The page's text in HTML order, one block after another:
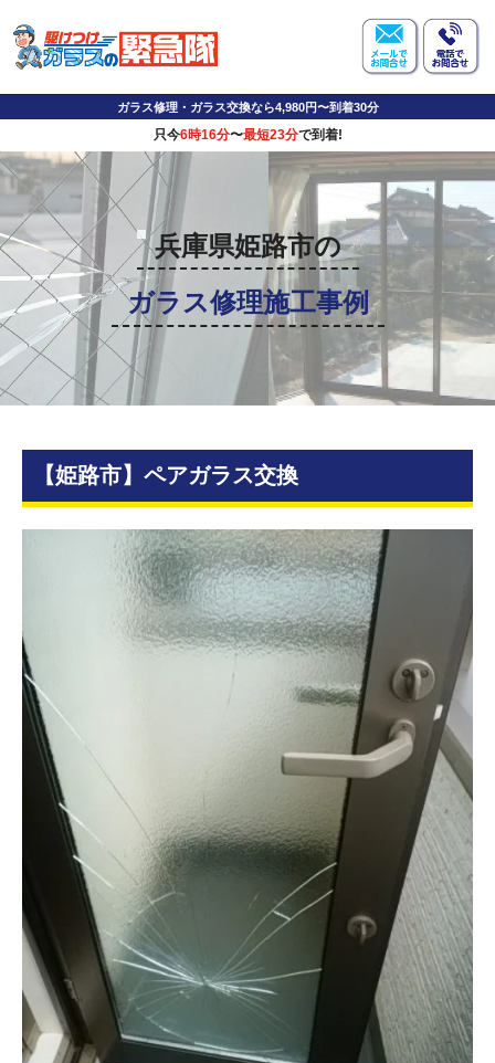
ガラス修理・ガラス交換なら4,980円〜到着30分
只今6時16分〜最短23分で到着!
兵庫県姫路市の
ガラス修理施工事例
【姫路市】ペアガラス交換